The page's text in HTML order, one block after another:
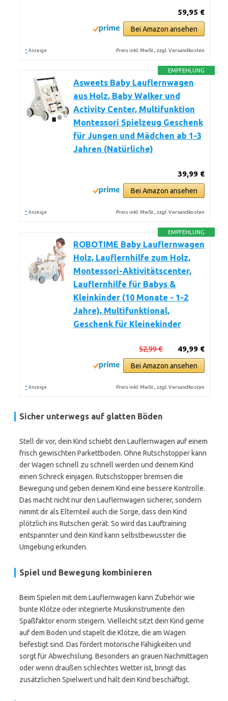
59,95 €
Bei Amazon ansehen
* Anzeige Preis inkl. MwSt., zzgl. Versandkosten
EMPFEHLUNG
Asweets Baby Lauflernwagen
aus Holz, Baby Walker und
Activity Center, Multifunktion
Montessori Spielzeug Geschenk
für Jungen und Mädchen ab 1-3
Jahren (Natürliche)
39,99 €
Bei Amazon ansehen
* Anzeige Preis inkl. MwSt., zzgl. Versandkosten
EMPFEHLUNG
ROBOTIME Baby Lauflernwagen
Holz, Lauflernhilfe zum Holz,
Montessori-Aktivitätscenter,
Lauflernhilfe für Babys &
Kleinkinder (10 Monate - 1-2
Jahre), Multifunktional,
Geschenk für Kleinekinder
49,99 €
52,99 €
Bei Amazon ansehen
* Anzeige Preis inkl. MwSt., zzgl. Versandkosten
Sicher unterwegs auf glatten Böden
Stell dir vor, dein Kind schiebt den Lauflernwagen auf einem
frisch gewischten Parkettboden. Ohne Rutschstopper kann
der Wagen schnell zu schnell werden und deinem Kind
einen Schreck einjagen. Rutschstopper bremsen die
Bewegung und geben deinem Kind eine bessere Kontrolle.
Das macht nicht nur den Lauflernwagen sicherer, sondern
nimmt dir als Elternteil auch die Sorge, dass dein Kind
plötzlich ins Rutschen gerät. So wird das Lauftraining
entspannter und dein Kind kann selbstbewusster die
Umgebung erkunden.
Spiel und Bewegung kombinieren
Beim Spielen mit dem Lauflernwagen kann Zubehör wie
bunte Klötze oder integrierte Musikinstrumente den
Spaßfaktor enorm steigern. Vielleicht sitzt dein Kind gerne
auf dem Boden und stapelt die Klötze, die am Wagen
befestigt sind. Das fördert motorische Fähigkeiten und
sorgt für Abwechslung. Besonders an grauen Nachmittagen
oder wenn draußen schlechtes Wetter ist, bringt das
zusätzlichen Spielwert und hält dein Kind beschäftigt.